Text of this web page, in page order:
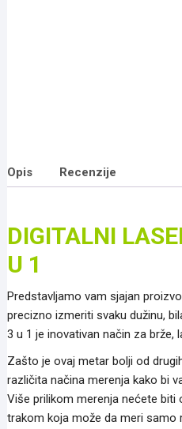
Opis Recenzije
DIGITALNI
U 1
Predstavljamo vam sjajan
precizno izmeriti svaku dužinu,
3 u 1 je inovativan način za brže,
Zašto je ovaj metar bolji od
različita načina merenja kako bi
Više prilikom merenja nećete
trakom koja može da meri samo